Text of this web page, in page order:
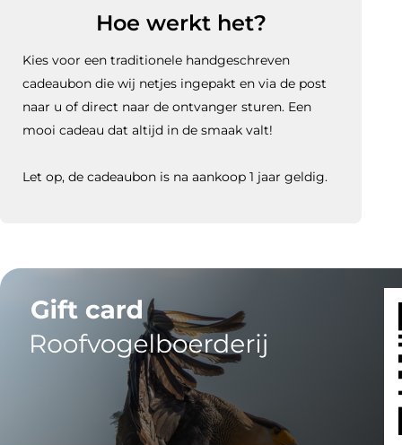
Hoe werkt het?
Kies voor een traditionele handgeschreven
cadeaubon die wij netjes ingepakt en via de post
naar u of direct naar de ontvanger sturen. Een
mooi cadeau dat altijd in de smaak valt!
Let op, de cadeaubon is na aankoop 1 jaar geldig.